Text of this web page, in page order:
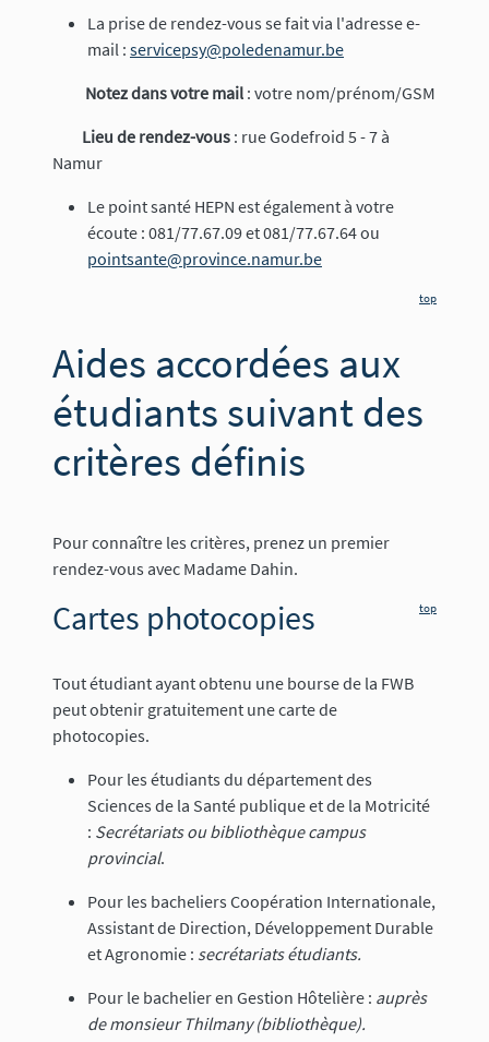
La prise de rendez-vous se fait via l'adresse e-
mail : servicepsy@poledenamur.be
Notez dans votre mail : votre nom/prénom/GSM
Lieu de rendez-vous : rue Godefroid 5 - 7 à
Namur
Le point santé HEPN est également à votre
écoute : 081/77.67.09 et 081/77.67.64 ou
pointsante@province.namur.be
top
Aides accordées aux
étudiants suivant des
critères définis
Pour connaître les critères, prenez un premier
rendez-vous avec Madame Dahin.
top
Cartes photocopies
Tout étudiant ayant obtenu une bourse de la FWB
peut obtenir gratuitement une carte de
photocopies.
Pour les étudiants du département des
Sciences de la Santé publique et de la Motricité
: Secrétariats ou bibliothèque campus
provincial.
Pour les bacheliers Coopération Internationale,
Assistant de Direction, Développement Durable
et Agronomie : secrétariats étudiants.
Pour le bachelier en Gestion Hôtelière : auprès
de monsieur Thilmany (bibliothèque).